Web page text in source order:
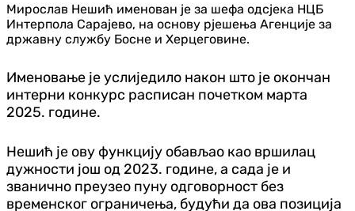
Мирослав Нешић именован је за шефа одсјека НЦБ
Интерпола Сарајево, на основу рјешења Агенције за
државну службу Босне и Херцеговине.
Именовање је услиједило након што је окончан
интерни конкурс расписан почетком марта
2025. године.
Нешић је ову функцију обављао као вршилац
дужности још од 2023. године, а сада је и
званично преузео пуну одговорност без
временског ограничења, будући да ова позиција